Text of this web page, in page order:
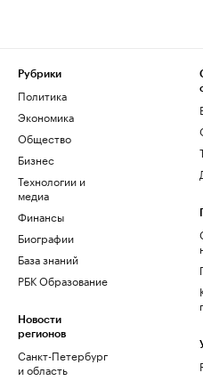
Рубрики
Политика
Экономика
Общество
Бизнес
Технологии и
медиа
Финансы
Биографии
База знаний
РБК Образование
Новости
регионов
Санкт-Петербург
и область